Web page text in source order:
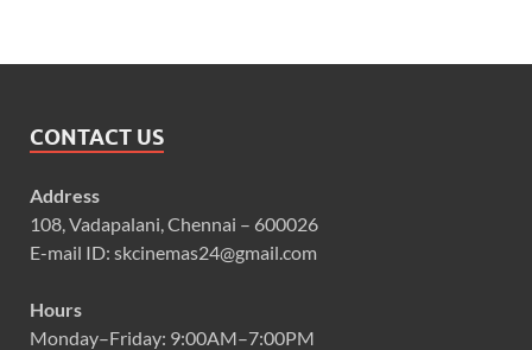
CONTACT US
Address
108, Vadapalani, Chennai – 600026
E-mail ID: skcinemas24@gmail.com
Hours
Monday–Friday: 9:00AM–7:00PM